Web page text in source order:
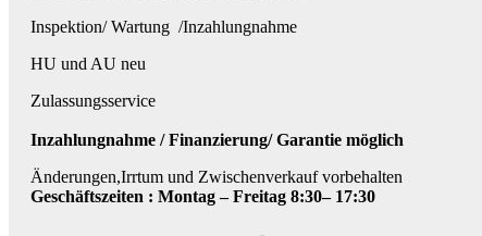
Inspektion/ Wartung /Inzahlungnahme
HU und AU neu
Zulassungsservice
Inzahlungnahme / Finanzierung/ Garantie möglich
Änderungen,Irrtum und Zwischenverkauf vorbehalten
Geschäftszeiten : Montag – Freitag 8:30– 17:30